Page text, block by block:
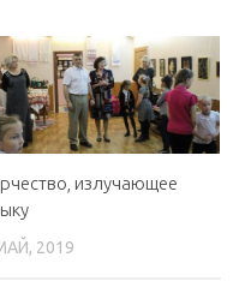
художественный
И.В. Коротеева
система»
излучающее
2019